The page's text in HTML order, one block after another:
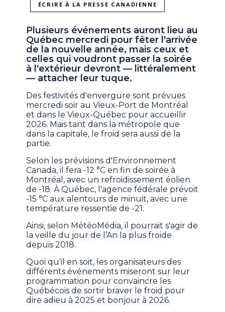
ÉCRIRE À LA PRESSE CANADIENNE
Plusieurs événements auront lieu au
Québec mercredi pour fêter l'arrivée
de la nouvelle année, mais ceux et
celles qui voudront passer la soirée
à l'extérieur devront — littéralement
— attacher leur tuque.
Des festivités d'envergure sont prévues
mercredi soir au Vieux-Port de Montréal
et dans le Vieux-Québec pour accueillir
2026. Mais tant dans la métropole que
dans la capitale, le froid sera aussi de la
partie.
Selon les prévisions d'Environnement
Canada, il fera -12 °C en fin de soirée à
Montréal, avec un refroidissement éolien
de -18. À Québec, l'agence fédérale prévoit
-15 °C aux alentours de minuit, avec une
température ressentie de -21.
Ainsi, selon MétéoMédia, il pourrait s'agir de
la veille du jour de l’An la plus froide
depuis 2018.
Quoi qu'il en soit, les organisateurs des
différents événements miseront sur leur
programmation pour convaincre les
Québécois de sortir braver le froid pour
dire adieu à 2025 et bonjour à 2026.